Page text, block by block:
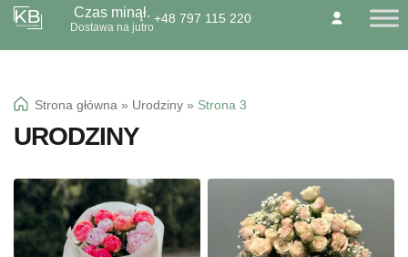
O NAS
Przejdź
do
Przejdź
do
Czas minął.
Dostawa na jutro
+48 797 115 220
Dzień Babci 21.01
Kwiaty
Kolorowa gipsówka
Wiązanki pogrzebowe
Strona główna » Urodziny » Strona 3
URODZINY